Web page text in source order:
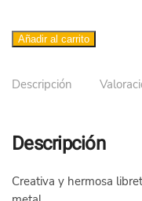
Libreta
repujado
Añadir al carrito
Descripción
Descripción
Creativa y hermosa